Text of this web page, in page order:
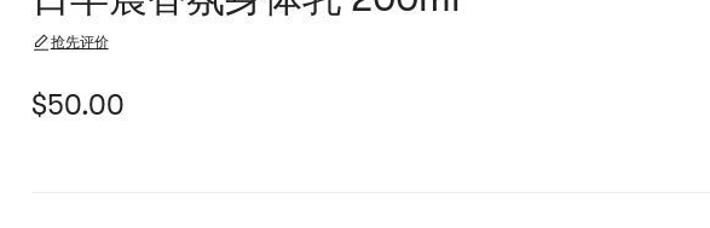
抢先评价
当前价格：$50
$50.00